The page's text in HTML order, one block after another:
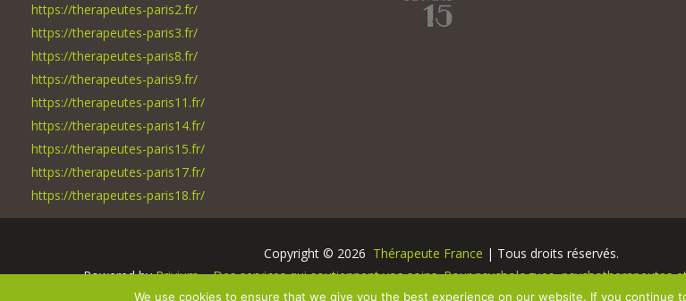
https://therapeutes-paris2.fr/
https://therapeutes-paris3.fr/
https://therapeutes-paris8.fr/
https://therapeutes-paris9.fr/
https://therapeutes-paris11.fr/
https://therapeutes-paris14.fr/
https://therapeutes-paris15.fr/
https://therapeutes-paris17.fr/
https://therapeutes-paris18.fr/
Copyright © 2026 Thérapeute France | Tous droits réservés.
Powered byPrivium – Des services qui soutiennent vos soins. Pour psychologues, psychotherapeutes
RGPD – Politique de Protection de la Vie Privée
We use cookies to ensure that we give you the best experience on our website. If you continue